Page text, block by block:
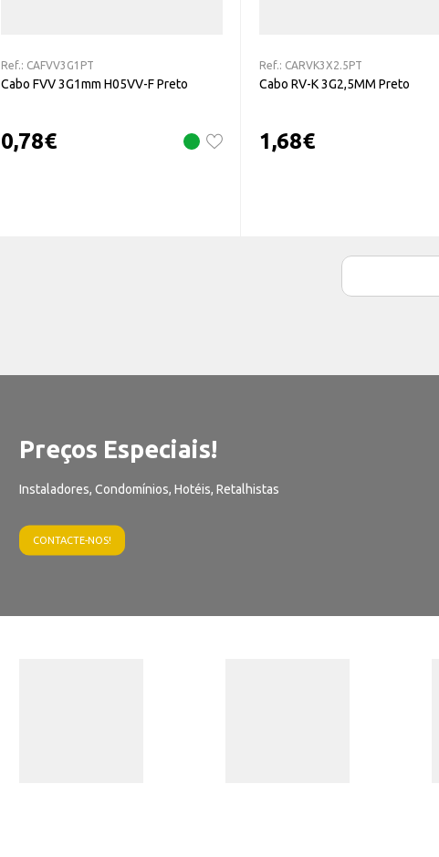
Ref.: CAFVV3G1PT
Cabo FVV 3G1mm H05VV-F Preto
0,78€
Ref.: CARVK3X2.5PT
Cabo RV-K 3G2,5MM Preto
1,68€
Preços Especiais!
Instaladores, Condomínios, Hotéis, Retalhistas
CONTACTE-NOS!